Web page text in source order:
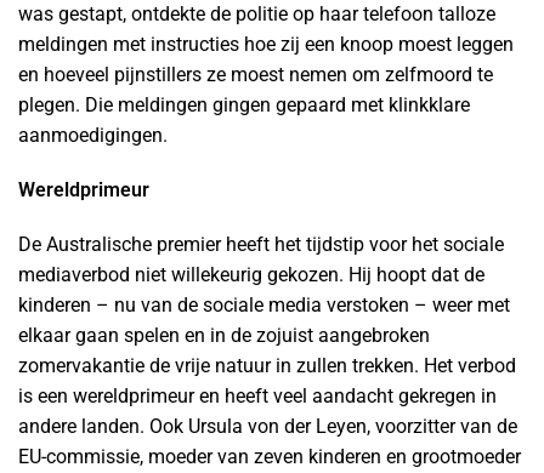
was gestapt, ontdekte de politie op haar telefoon talloze
meldingen met instructies hoe zij een knoop moest leggen
en hoeveel pijnstillers ze moest nemen om zelfmoord te
plegen. Die meldingen gingen gepaard met klinkklare
aanmoedigingen.
Wereldprimeur
De Australische premier heeft het tijdstip voor het sociale
mediaverbod niet willekeurig gekozen. Hij hoopt dat de
kinderen – nu van de sociale media verstoken – weer met
elkaar gaan spelen en in de zojuist aangebroken
zomervakantie de vrije natuur in zullen trekken. Het verbod
is een wereldprimeur en heeft veel aandacht gekregen in
andere landen. Ook Ursula von der Leyen, voorzitter van de
EU-commissie, moeder van zeven kinderen en grootmoeder